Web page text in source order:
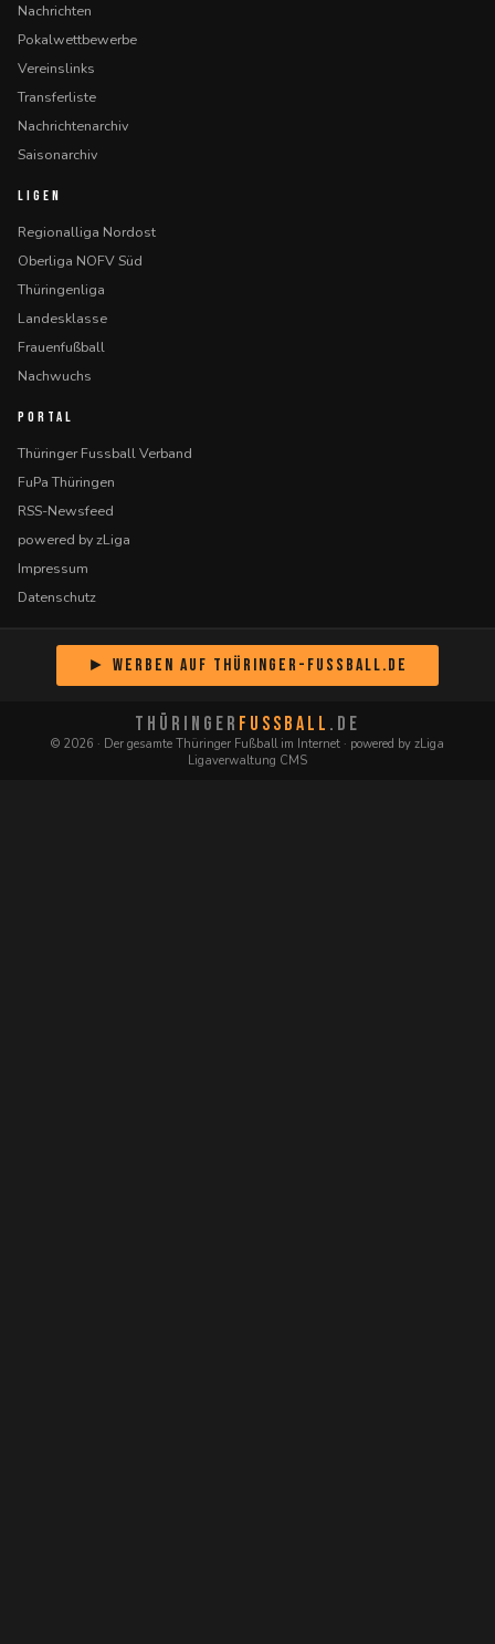
Nachrichten
Pokalwettbewerbe
Vereinslinks
Transferliste
Nachrichtenarchiv
Saisonarchiv
LIGEN
Regionalliga Nordost
Oberliga NOFV Süd
Thüringenliga
Landesklasse
Frauenfußball
Nachwuchs
PORTAL
Thüringer Fussball Verband
FuPa Thüringen
RSS-Newsfeed
powered by zLiga
Impressum
Datenschutz
► Werben auf Thüringer-Fussball.de
THÜRINGER FUSSBALL .DE
© 2026 · Der gesamte Thüringer Fußball im Internet · powered by zLiga
Ligaverwaltung CMS